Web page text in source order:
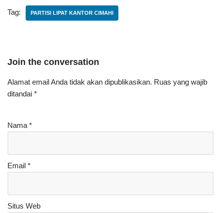
Tag: PARTISI LIPAT KANTOR CIMAHI
Join the conversation
Alamat email Anda tidak akan dipublikasikan. Ruas yang wajib
ditandai *
Nama *
Email *
Situs Web